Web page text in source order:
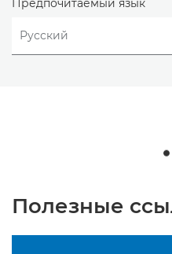
Предпочитаемый язык
Полезные